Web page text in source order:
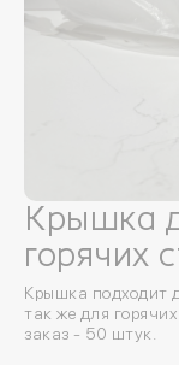
Крышка
горячих
Крышка подходит
так же для
заказ - 50 штук.